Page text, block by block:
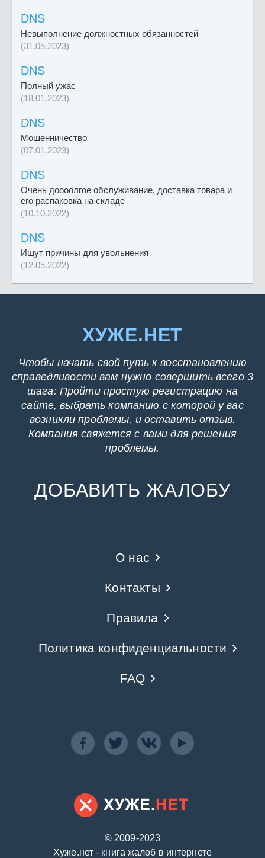
DNS
Невыполнение должностных обязанностей
(31.05.2023)
DNS
Полный ужас
(18.01.2023)
DNS
Мошенничество
(07.01.2023)
DNS
Очень доооолгое обслуживание, доставка товара и
его распаковка на складе
(10.10.2022)
DNS
Ищут причины для увольнения
(12.05.2022)
ХУЖЕ.НЕТ
Чтобы начать свой путь к восстановлению
справедливости вам нужно совершить всего 3
шага: Пройти простую регистрацию на
сайте, выбрать компанию с которой у вас
возникли проблемы, и оставить отзыв.
Компания свяжется с вами для решения
проблемы.
ДОБАВИТЬ ЖАЛОБУ
© 2009-2023
Хуже.нет - книга жалоб в интернете
О нас
Контакты
Правила
Политика конфиденциальности
FAQ